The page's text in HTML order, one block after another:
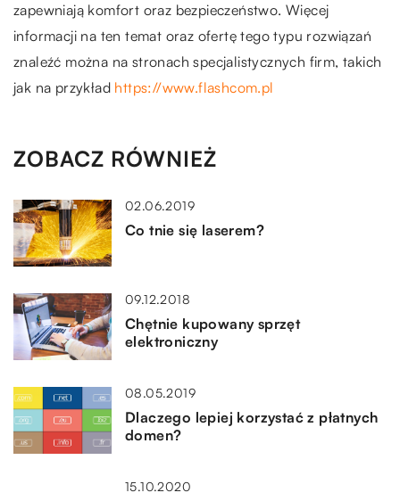
zapewniają komfort oraz bezpieczeństwo. Więcej
informacji na ten temat oraz ofertę tego typu rozwiązań
znaleźć można na stronach specjalistycznych firm, takich
jak na przykład https://www.flashcom.pl
ZOBACZ RÓWNIEŻ
02.06.2019
Co tnie się laserem?
09.12.2018
Chętnie kupowany sprzęt
elektroniczny
08.05.2019
Dlaczego lepiej korzystać z płatnych
domen?
15.10.2020